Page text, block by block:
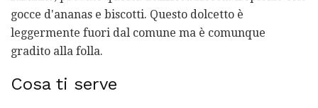
gocce d'ananas e biscotti. Questo dolcetto è
leggermente fuori dal comune ma è comunque
gradito alla folla.
Cosa ti serve